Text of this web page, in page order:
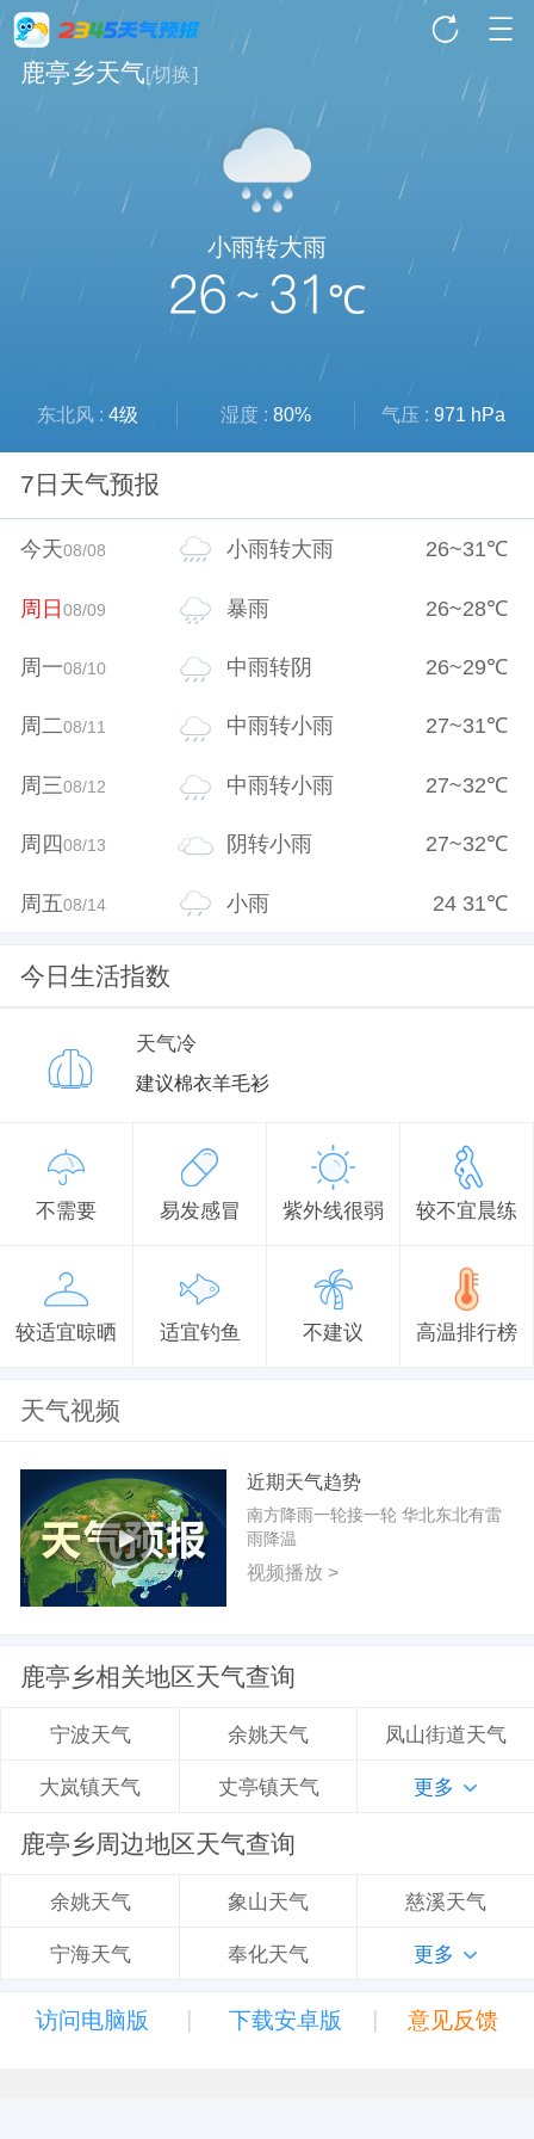
鹿亭乡天气[切换]
小雨转大雨
26 ~ 31 ℃
东北风 :4级 湿度 : 80% 气压 : 971 hPa
7日天气预报
今天08/08 小雨转大雨 26~31℃
周日08/09 暴雨 26~28℃
周一08/10 中雨转阴 26~29℃
周二08/11 中雨转小雨 27~31℃
周三08/12 中雨转小雨 27~32℃
周四08/13 阴转小雨 27~32℃
周五08/14 小雨 24 31℃
今日生活指数
天气冷
建议棉衣羊毛衫
不需要 易发感冒 紫外线很弱 较不宜晨练
较适宜晾晒 适宜钓鱼 不建议 高温排行榜
天气视频
近期天气趋势
南方降雨一轮接一轮 华北东北有雷
雨降温
视频播放 >
鹿亭乡相关地区天气查询
宁波天气 余姚天气 凤山街道天气
大岚镇天气 丈亭镇天气 更多
鹿亭乡周边地区天气查询
余姚天气 象山天气 慈溪天气
宁海天气 奉化天气 更多
访问电脑版 | 下载安卓版 | 意见反馈